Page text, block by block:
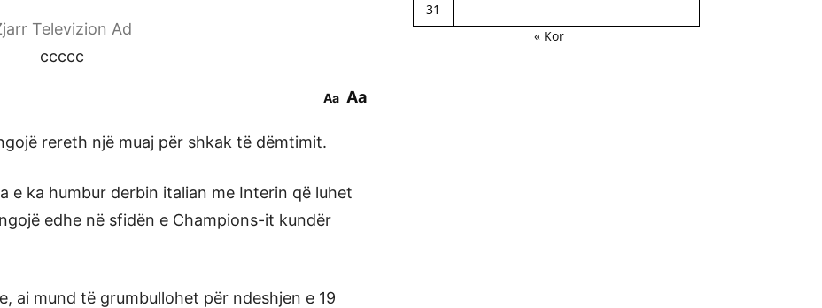
Televizion Ad
ccccc
Aa Aa
rereth një muaj për shkak të dëmtimit.
e ka humbur derbin italian me Interin që luhet
edhe në sfidën e Champions-it kundër
ai mund të grumbullohet për ndeshjen e 19
31
« Kor